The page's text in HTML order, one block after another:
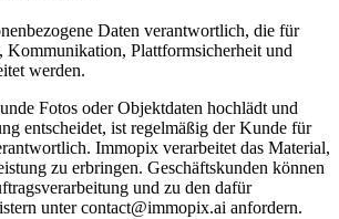
Daten verantwortlich, die für
Kommunikation, Plattformsicherheit und
werden.
Fotos oder Objektdaten hochlädt und
entscheidet, ist regelmäßig der Kunde für
Immopix verarbeitet das Material,
zu erbringen. Geschäftskunden können
und zu den dafür
unter contact@immopix.ai anfordern.